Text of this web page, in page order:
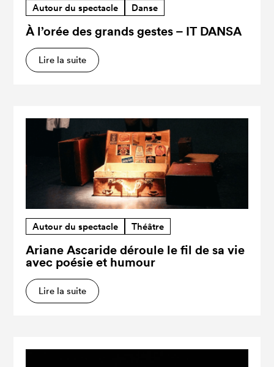
Autour du spectacle Danse
À l’orée des grands gestes – IT DANSA
Lire la suite
Autour du spectacle Théâtre
Ariane Ascaride déroule le fil de sa vie
avec poésie et humour
Lire la suite